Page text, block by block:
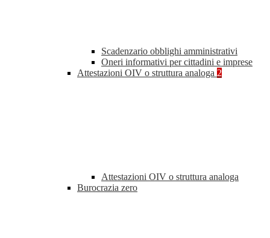
Scadenzario obblighi amministrativi
Oneri informativi per cittadini e imprese
Attestazioni OIV o struttura analoga 2
Attestazioni OIV o struttura analoga
Burocrazia zero